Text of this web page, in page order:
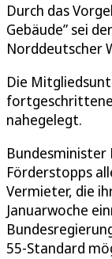
Durch das
Gebäude” sei
Norddeutscher
Die
fortgeschrittene
nahegelegt.
Bundesminister
Förderstopps
Vermieter, die
Januarwoche
55-Standard